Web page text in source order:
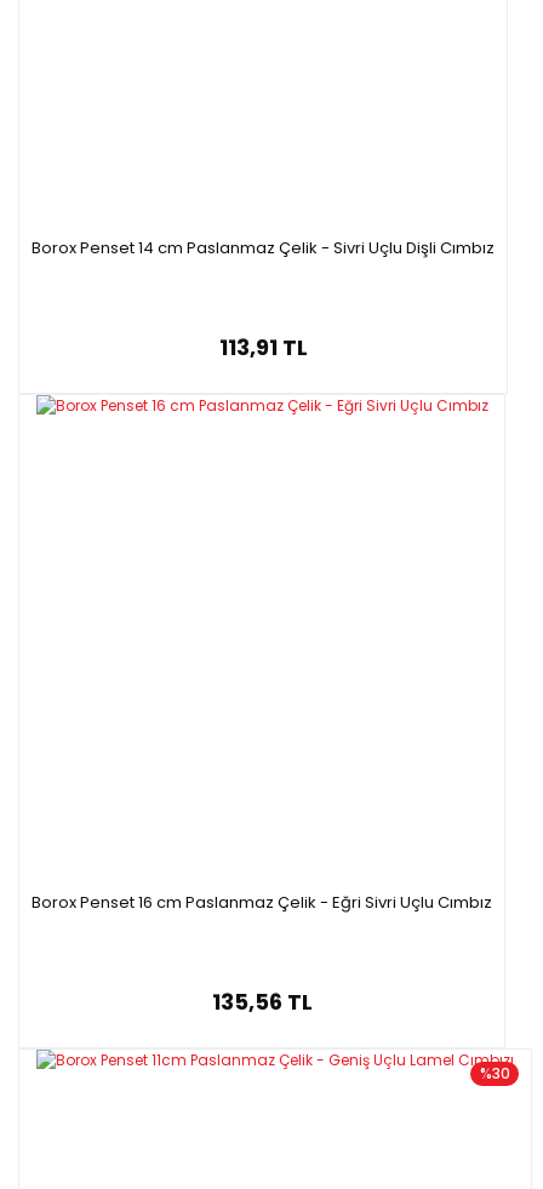
Borox Penset 14 cm Paslanmaz Çelik - Sivri Uçlu Dişli Cımbız
113,91 TL
Borox Penset 16 cm Paslanmaz Çelik - Eğri Sivri Uçlu Cımbız
135,56 TL
%30